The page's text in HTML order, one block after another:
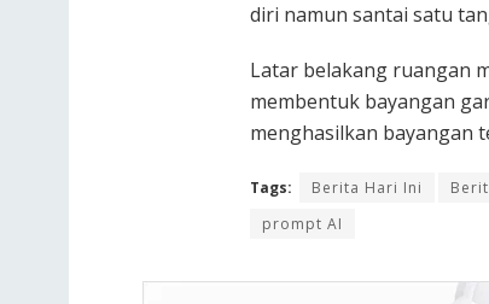
diri namun santai satu
Latar belakang ruangan
membentuk bayangan
menghasilkan bayangan
Tags: Berita Hari Ini
prompt AI